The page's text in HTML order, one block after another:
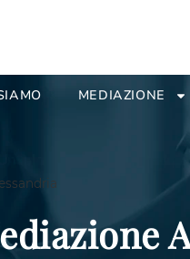
MEDIAZIONE